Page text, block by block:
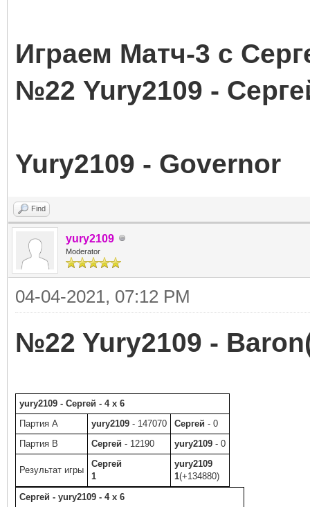
Играем Матч-3 с
№22 Yury2109 -
Yury2109 - Governor
Find
yury2109
Moderator
04-04-2021, 07:12 PM
№22 Yury2109 -
yury2109 - Сергей - 4 x 6
Партия A
yury2109 - 147070 Сергей - 0
Партия B
Сергей - 12190 yury2109 - 0
Результат игры
Сергей
1
yury2109
1(+134880)
Сергей - yury2109 - 4 x 6